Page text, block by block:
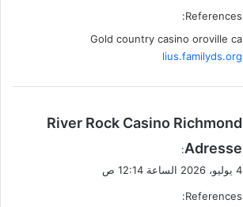
ل
References:
Gold country casino oroville ca
lius.familyds.org
ي
و
ل
River Rock Casino Richmond
Adresse
:
4 يوليو، 2026 الساعة 12:14 ص
References: